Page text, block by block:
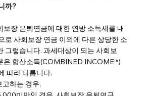
까?
보장 은퇴연금에 대한 연방 소득세를 내
로 사회보장 연금 이외에 다른 상당한 소
그렇습니다. 과세대상이 되는 사회보
은 합산소득(COMBINED INCOME *)
따라 다릅니다.
하는 경우,